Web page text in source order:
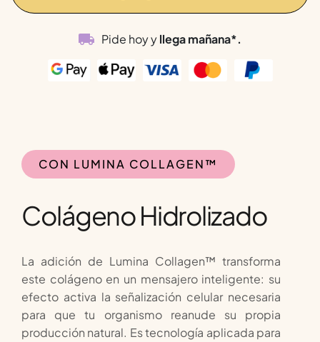
Pide hoy yllega mañana*.
CON LUMINA COLLAGEN™
Colágeno Hidrolizado
La adición de Lumina Collagen™ transforma
este colágeno en un mensajero inteligente: su
efecto activa la señalización celular necesaria
para que tu organismo reanude su propia
producción natural. Es tecnología aplicada para